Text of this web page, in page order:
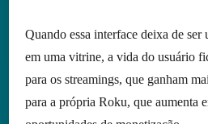
Quando essa interface deixa de ser
em uma vitrine, a vida do usuário
para os streamings, que ganham
para a própria Roku, que aumenta